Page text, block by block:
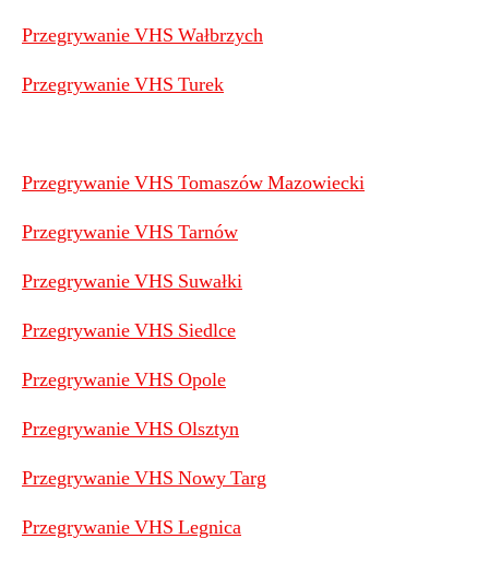
Przegrywanie VHS Wałbrzych
Przegrywanie VHS Turek
Przegrywanie VHS Tomaszów Mazowiecki
Przegrywanie VHS Tarnów
Przegrywanie VHS Suwałki
Przegrywanie VHS Siedlce
Przegrywanie VHS Opole
Przegrywanie VHS Olsztyn
Przegrywanie VHS Nowy Targ
Przegrywanie VHS Legnica